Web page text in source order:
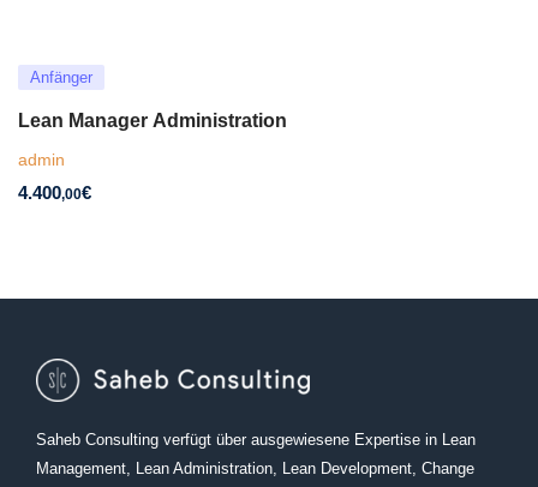
Anfänger
Lean Manager Administration
admin
4.400,00€
Saheb Consulting verfügt über ausgewiesene Expertise in Lean
Management, Lean Administration, Lean Development, Change